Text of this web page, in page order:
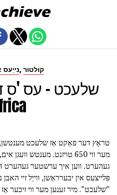
, קולטור
שלעכט - עס 'ס
טראָץ דער פאַקט אַז שלעכט מענטשן,
מער ווי 650 טויזנט. מענטש
געהערט. ווען איך ערשטער געהערט
פּלייצעס אין יבערראַשן, ווייַל זיי האבן
"שלעכט". מיר זענען מער ווי זיכער